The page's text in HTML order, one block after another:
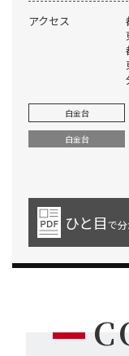
アクセス
白金台
白金台
ひと目で